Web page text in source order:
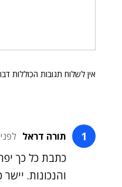
אין לשלוח תגובות הכוללות
תורה דראל לפני 5 שנים
כתבת כל כך
והנכונות. יישר